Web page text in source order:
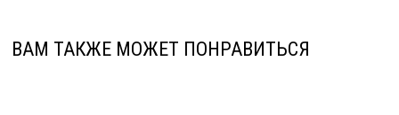
ВАМ ТАКЖЕ МОЖЕТ ПОНРАВИТЬСЯ